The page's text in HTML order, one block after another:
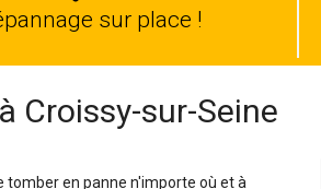
auto
sur place !
Croissy-sur-Seine
tomber en panne n'importe où et à